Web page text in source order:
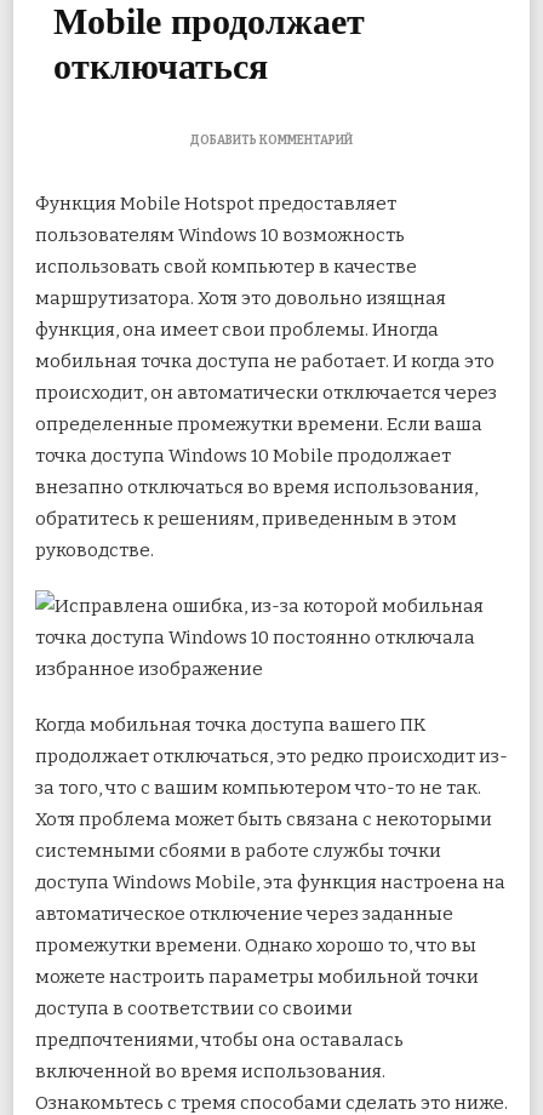
Mobile продолжает
отключаться
ДОБАВИТЬ КОММЕНТАРИЙК
ЛУЧШИХ
ИСПРАВИТЬ
ТО,
ТОЧКА
ДОСТУПА
10
MOBILE
ОТКЛЮЧАТЬСЯ
Функция Mobile Hotspot предоставляет
пользователям Windows 10 возможность
использовать свой компьютер в качестве
маршрутизатора. Хотя это довольно изящная
функция, она имеет свои проблемы. Иногда
мобильная точка доступа не работает. И когда это
происходит, он автоматически отключается через
определенные промежутки времени. Если ваша
точка доступа Windows 10 Mobile продолжает
внезапно отключаться во время использования,
обратитесь к решениям, приведенным в этом
руководстве.
Когда мобильная точка доступа вашего ПК
продолжает отключаться, это редко происходит из-
за того, что с вашим компьютером что-то не так.
Хотя проблема может быть связана с некоторыми
системными сбоями в работе службы точки
доступа Windows Mobile, эта функция настроена на
автоматическое отключение через заданные
промежутки времени. Однако хорошо то, что вы
можете настроить параметры мобильной точки
доступа в соответствии со своими
предпочтениями, чтобы она оставалась
включенной во время использования.
Ознакомьтесь с тремя способами сделать это ниже.